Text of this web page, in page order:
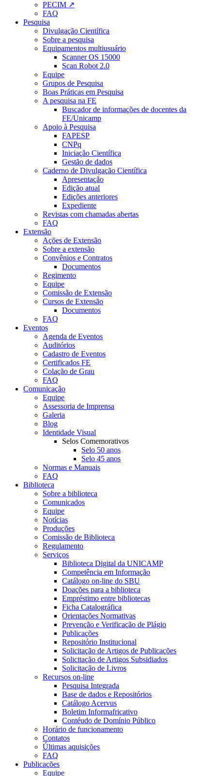
PECIM ↗
FAQ
Pesquisa
Divulgação Científica
Sobre a pesquisa
Equipamentos multiusuário
Scanner OS 15000
Scan Robot 2.0
Equipe
Grupos de Pesquisa
Boas Práticas em Pesquisa
A pesquisa na FE
Buscador de informações de docentes da
FE/Unicamp
Apoio à Pesquisa
FAPESP
CNPq
Iniciação Científica
Gestão de dados
Caderno de Divulgação Científica
Apresentação
Edição atual
Edições anteriores
Expediente
Revistas com chamadas abertas
FAQ
Extensão
Ações de Extensão
Sobre a extensão
Convênios e Contratos
Documentos
Regimento
Equipe
Comissão de Extensão
Cursos de Extensão
Documentos
FAQ
Eventos
Agenda de Eventos
Auditórios
Cadastro de Eventos
Certificados FE
Colação de Grau
FAQ
Comunicação
Equipe
Assessoria de Imprensa
Galeria
Blog
Identidade Visual
Selos Comemorativos
Selo 50 anos
Selo 45 anos
Normas e Manuais
FAQ
Biblioteca
Sobre a biblioteca
Comunicados
Equipe
Notícias
Produções
Comissão de Biblioteca
Regulamento
Serviços
Biblioteca Digital da UNICAMP
Competência em Informação
Catálogo on-line do SBU
Doações para a biblioteca
Empréstimo entre bibliotecas
Ficha Catalográfica
Orientações Normativas
Prevenção e Verificação de Plágio
Publicações
Repositório Institucional
Solicitação de Artigos de Publicações
Solicitação de Artigos Subsidiados
Solicitação de Livros
Recursos on-line
Pesquisa Integrada
Base de dados e Repositórios
Catálogo Acervus
Boletim Informafricativo
Contéudo de Domínio Público
Horário de funcionamento
Contatos
Últimas aquisições
FAQ
Publicações
Equipe